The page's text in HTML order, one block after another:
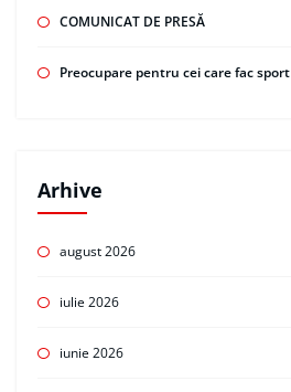
COMUNICAT DE PRESĂ
Preocupare pentru cei care fac sport
Arhive
august 2026
iulie 2026
iunie 2026